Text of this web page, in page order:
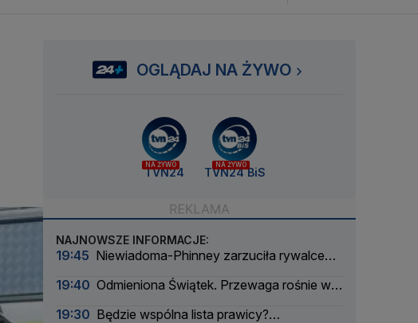
OGLĄDAJ NA ŻYWO
NA ŻYWO
TVN24
NA ŻYWO
TVN24 BiS
NAJNOWSZE INFORMACJE:
19:45 Niewiadoma-Phinney zarzuciła rywalce
19:40 Odmieniona Świątek. Przewaga rośnie w
19:30 Będzie wspólna lista prawicy?